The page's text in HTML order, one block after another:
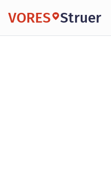
VORES Struer